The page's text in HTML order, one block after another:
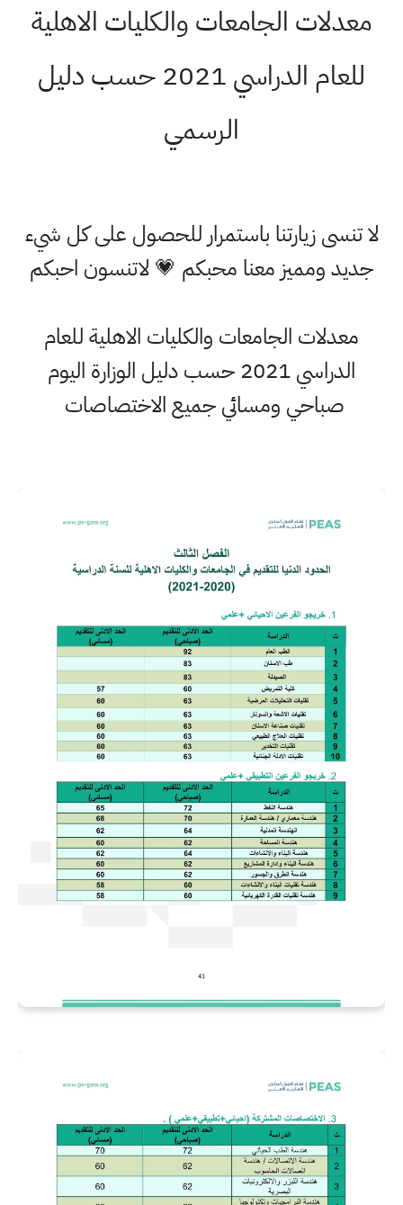
معدلات الجامعات والكليات الاهلية
للعام الدراسي 2021 حسب دليل
الرسمي
لا تنسى زيارتنا باستمرار للحصول على كل شيء
جديد ومميز معنا محبكم 💗 لاتنسون احبكم
معدلات الجامعات والكليات الاهلية للعام
الدراسي 2021 حسب دليل الوزارة اليوم
صباحي ومسائي جميع الاختصاصات